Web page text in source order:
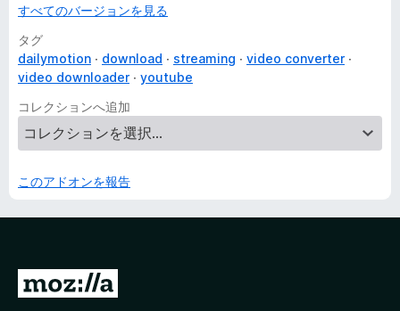
すべてのバージョンを見る
タグ
dailymotion
download streaming
video converter
video downloader
youtube
コレクションへ追加
このアドオンを報告
M